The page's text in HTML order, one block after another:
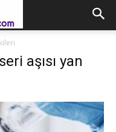
aşısı yan